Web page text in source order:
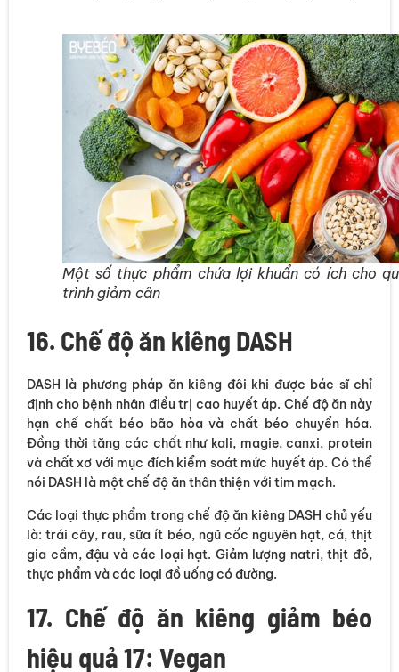
Một số thực phẩm chứa lợi khuẩn có ích cho
trình giảm cân
16. Chế độ ăn kiêng DASH
DASH là phương pháp ăn kiêng đôi khi được bác sĩ chỉ
định cho bệnh nhân điều trị cao huyết áp. Chế độ ăn này
hạn chế chất béo bão hòa và chất béo chuyển hóa.
Đồng thời tăng các chất như kali, magie, canxi, protein
và chất xơ với mục đích kiểm soát mức huyết áp. Có thể
nói DASH là một chế độ ăn thân thiện với tim mạch.
Các loại thực phẩm trong chế độ ăn kiêng DASH chủ yếu
là: trái cây, rau, sữa ít béo, ngũ cốc nguyên hạt, cá, thịt
gia cầm, đậu và các loại hạt. Giảm lượng natri, thịt đỏ,
thực phẩm và các loại đồ uống có đường.
17. Chế độ ăn kiêng giảm béo
hiệu quả 17: Vegan